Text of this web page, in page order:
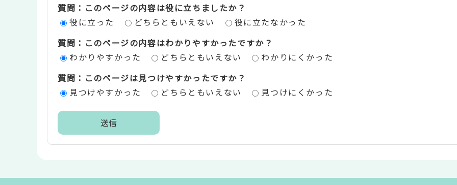
ン
評
エ
質問：このページの内容は役に立ちましたか？
役に立った
どちらともいえない
役に立たなかった
質問：このページの内容はわかりやすかったですか？
わかりやすかった
どちらともいえない
わかりにくかった
質問：このページは見つけやすかったですか？
見つけやすかった
どちらともいえない 見つけにくかった